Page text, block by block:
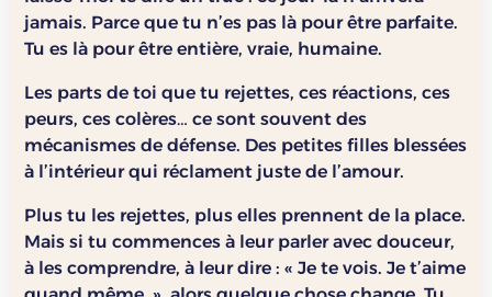
jamais. Parce que tu n’es pas là pour être parfaite.
Tu es là pour être entière, vraie, humaine.
Les parts de toi que tu rejettes, ces réactions, ces
peurs, ces colères… ce sont souvent des
mécanismes de défense. Des petites filles blessées
à l’intérieur qui réclament juste de l’amour.
Plus tu les rejettes, plus elles prennent de la place.
Mais si tu commences à leur parler avec douceur,
à les comprendre, à leur dire : « Je te vois. Je t’aime